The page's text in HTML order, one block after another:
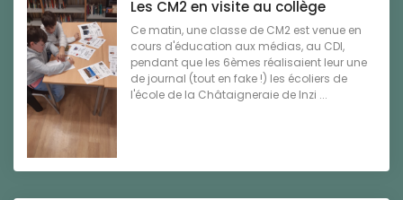
Les CM2 en visite au collège
Ce matin, une classe de CM2 est venue en
cours d'éducation aux médias, au CDI,
pendant que les 6èmes réalisaient leur une
de journal (tout en fake !) les écoliers de
l'école de la Châtaigneraie de Inzi ...